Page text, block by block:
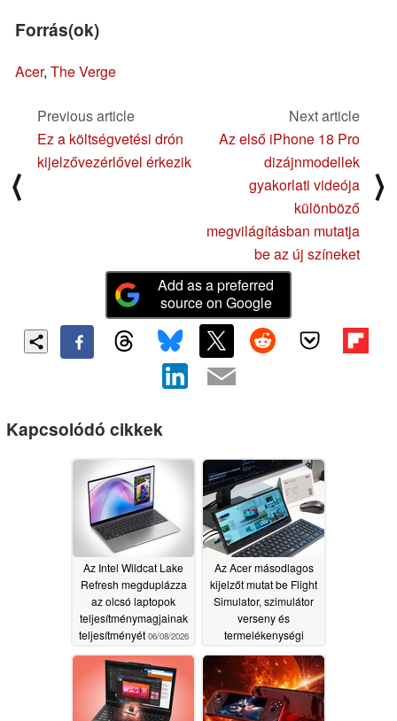
Forrás(ok)
Acer, The Verge
⟨
Previous article
Ez a költségvetési drón
kijelzővezérlővel érkezik
Next article
Az első iPhone 18 Pro
dizájnmodellek
gyakorlati videója
különböző
megvilágításban mutatja
be az új színeket
⟩
Add as a preferred
source on Google
Kapcsolódó cikkek
Az Intel Wildcat Lake
Refresh megduplázza
az olcsó laptopok
teljesítménymagjainak
teljesítményét 06/08/2026
Az Acer másodlagos
kijelzőt mutat be Flight
Simulator, szimulátor
verseny és
termelékenységi
06/01/2026